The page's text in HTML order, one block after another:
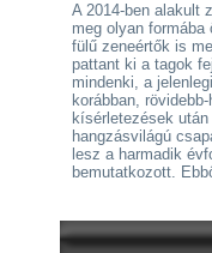
A 2014-ben alakult
meg olyan
fülű zeneértők is
pattant ki a tagok
mindenki, a
korábban,
kísérletezések
hangzásvilágú
lesz a harmadik
bemutatkozott.